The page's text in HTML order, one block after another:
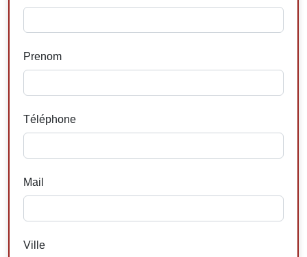
Prenom
Téléphone
Mail
Ville